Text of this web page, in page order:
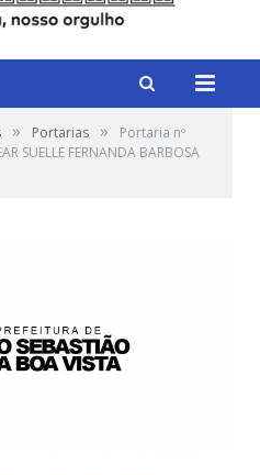
» Portarias »
Portaria nº
SUELLE FERNANDA BARBOSA